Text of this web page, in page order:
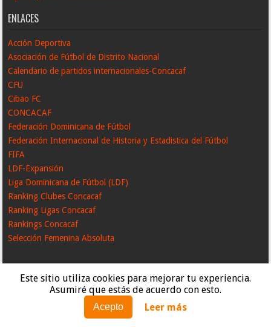
Este sitio utiliza cookies para mejorar tu experiencia.
Asumiré que estás de acuerdo con esto.
Acepto Leer más
ENLACES
Acción Deportiva
Asociación de Fútbol de Distrito Nacional
Calendario de partidos internacionales-Concacaf
CFU
Cibao FC
CONCACAF
Federación Dominicana de Fútbol
Federación Internacional de Historia y Estadistica del Fútbol
FIFA
LDF-Expansión
Liga Dominicana de Fútbol (LDF)
Ranking Clubes Concacaf
Ranking Ligas Concacaf
Rankings Concacaf
Selección Femenina Absoluta
SoraTemplates | Distributed ByGooyaabiTemplates